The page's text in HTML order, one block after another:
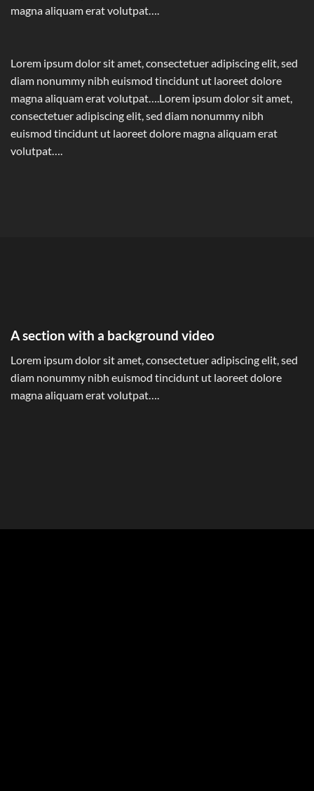
magna aliquam erat volutpat….
Lorem ipsum dolor sit amet, consectetuer adipiscing elit, sed
diam nonummy nibh euismod tincidunt ut laoreet dolore
magna aliquam erat volutpat….Lorem ipsum dolor sit amet,
consectetuer adipiscing elit, sed diam nonummy nibh
euismod tincidunt ut laoreet dolore magna aliquam erat
volutpat….
A section with a background video
Lorem ipsum dolor sit amet, consectetuer adipiscing elit, sed
diam nonummy nibh euismod tincidunt ut laoreet dolore
magna aliquam erat volutpat….